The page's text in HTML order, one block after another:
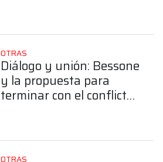
OTRAS
Diálogo y unión: Bessone
y la propuesta para
terminar con el conflicto
OTRAS